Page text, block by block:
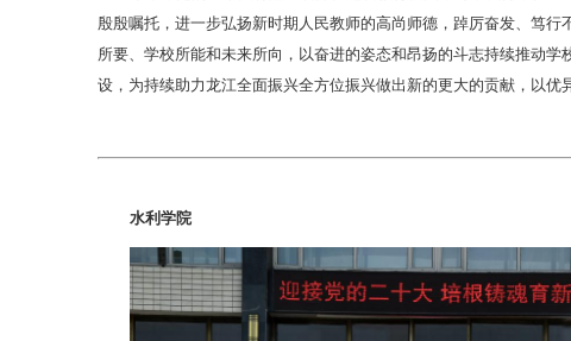
殷殷嘱托，进一步弘扬新时期人民教师的高尚师德，踔厉奋发、笃
所要、学校所能和未来所向，以奋进的姿态和昂扬的斗志持续推动
设，为持续助力龙江全面振兴全方位振兴做出新的更大的贡献，以优
水利学院